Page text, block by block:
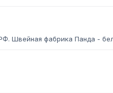
Швейная фабрика Панда -